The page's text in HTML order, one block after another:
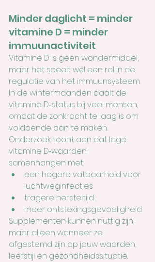
Minder daglicht = minder
vitamine D = minder
immuunactiviteit
Vitamine D is geen wondermiddel,
maar het speelt wél een rol in de
regulatie van het immuunsysteem.
In de wintermaanden daalt de
vitamine D‑status bij veel mensen,
omdat de zonkracht te laag is om
voldoende aan te maken.
Onderzoek toont aan dat lage
vitamine D‑waarden
samenhangen met:
een hogere vatbaarheid voor
luchtweginfecties
tragere hersteltijd
meer ontstekingsgevoeligheid
Supplementen kunnen nuttig zijn,
maar alleen wanneer ze
afgestemd zijn op jouw waarden,
leefstijl en gezondheidssituatie.